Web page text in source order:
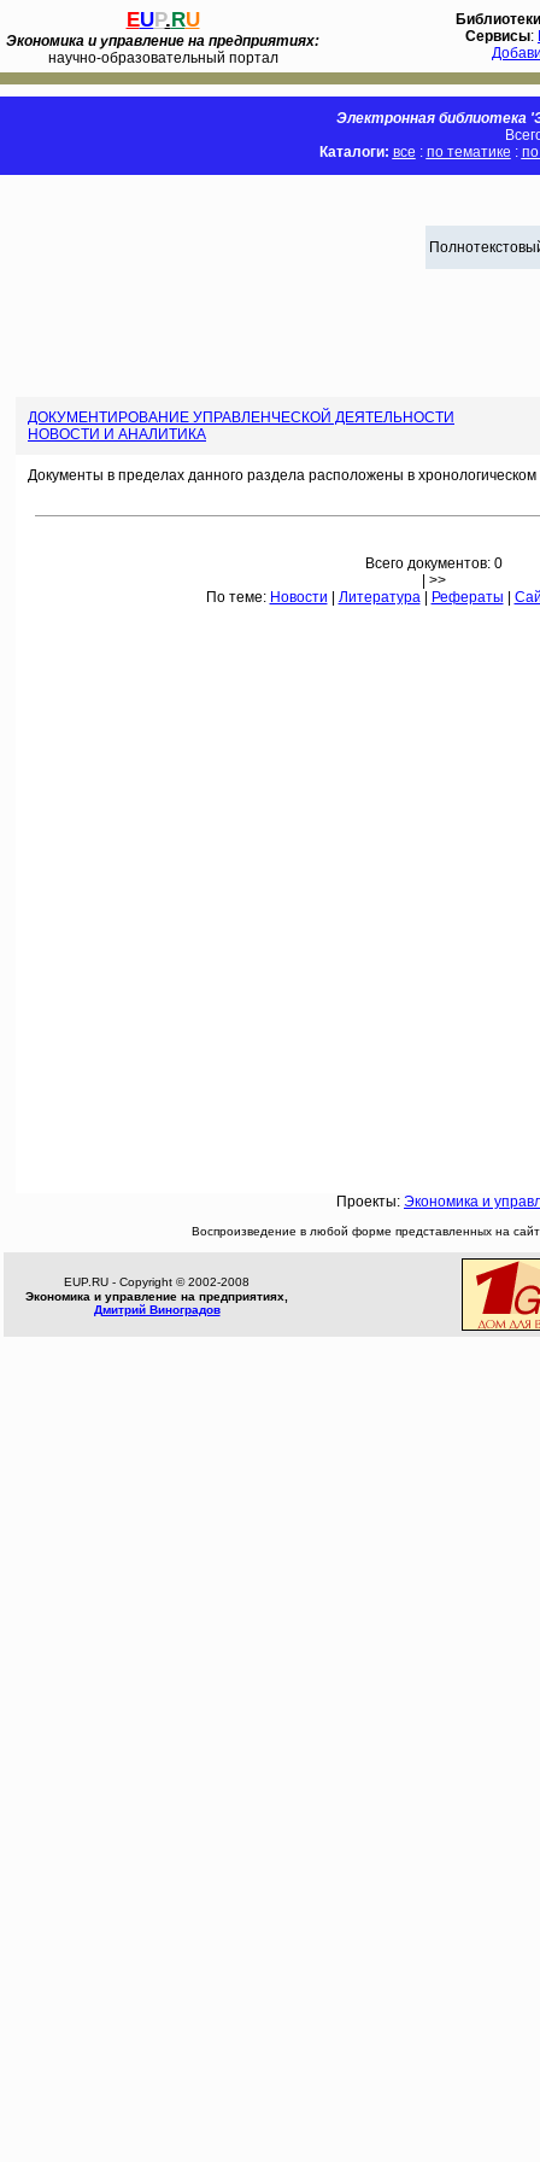
EUP.RU
Экономика и управление на предприятиях:
научно-образовательный портал
Библиотеки
Сервисы:
Электронная библиотека
Каталоги: все : по тематике :
ДОКУМЕНТИРОВАНИЕ УПРАВЛЕНЧЕСКОЙ ДЕЯТЕЛЬНОСТИ
НОВОСТИ И АНАЛИТИКА
Документы в пределах данного раздела расположены в хронологическом
Всего документов: 0
| >>
По теме: Новости Литература| Рефераты
Проекты: Экономика и
Воспроизведение в любой форме представленных на
EUP.RU - Copyright © 2002-2008
Экономика и управление на предприятиях,
Дмитрий Виноградов